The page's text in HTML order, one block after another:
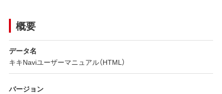
概要
データ名
キキNaviユーザーマニュアル（HTML）
バージョン